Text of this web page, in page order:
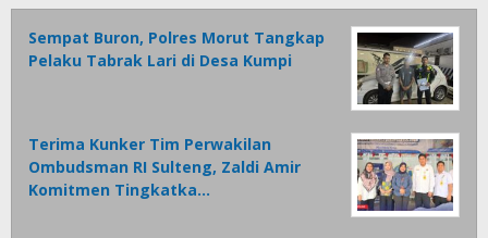
Sempat Buron, Polres Morut Tangkap
Pelaku Tabrak Lari di Desa Kumpi
Terima Kunker Tim Perwakilan
Ombudsman RI Sulteng, Zaldi Amir
Komitmen Tingkatka…